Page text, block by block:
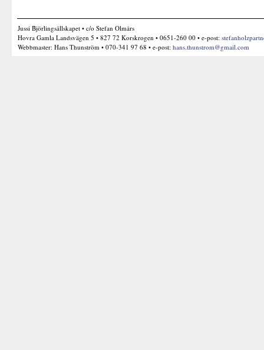
Jussi Björlingsällskapet • c/o Stefan Olmårs
Hovra Gamla Landsvägen 5 • 827 72 Korskrogen • 0651-260 00 • e-post:
Webbmaster: Hans Thunström • 070-341 97 68 • e-post: hans.thunstrom@gmail.com